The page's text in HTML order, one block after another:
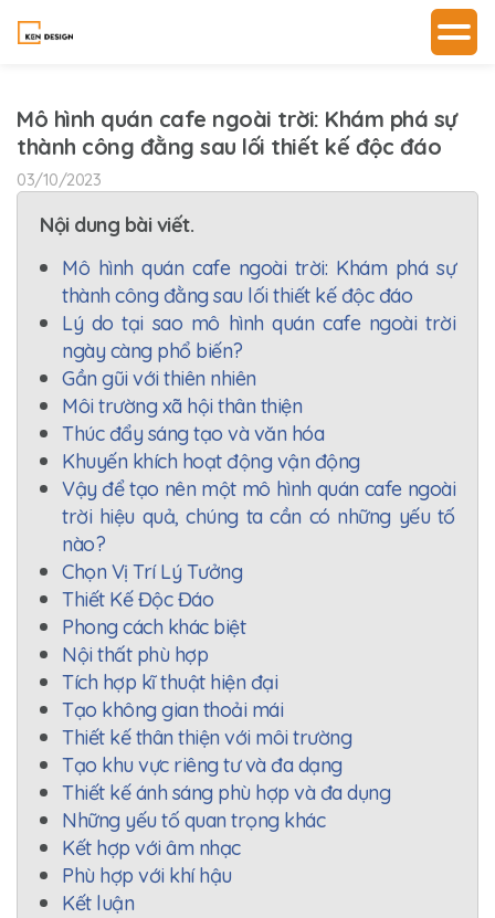
Mô hình quán cafe ngoài trời: Khám phá sự
thành công đằng sau lối thiết kế độc đáo
03/10/2023
Nội dung bài viết.
Mô hình quán cafe ngoài trời: Khám phá sự
thành công đằng sau lối thiết kế độc đáo
Lý do tại sao mô hình quán cafe ngoài trời
ngày càng phổ biến?
Gần gũi với thiên nhiên
Môi trường xã hội thân thiện
Thúc đẩy sáng tạo và văn hóa
Khuyến khích hoạt động vận động
Vậy để tạo nên một mô hình quán cafe ngoài
trời hiệu quả, chúng ta cần có những yếu tố
nào?
Chọn Vị Trí Lý Tưởng
Thiết Kế Độc Đáo
Phong cách khác biệt
Nội thất phù hợp
Tích hợp kĩ thuật hiện đại
Tạo không gian thoải mái
Thiết kế thân thiện với môi trường
Tạo khu vực riêng tư và đa dạng
Thiết kế ánh sáng phù hợp và đa dụng
Những yếu tố quan trọng khác
Kết hợp với âm nhạc
Phù hợp với khí hậu
Kết luận